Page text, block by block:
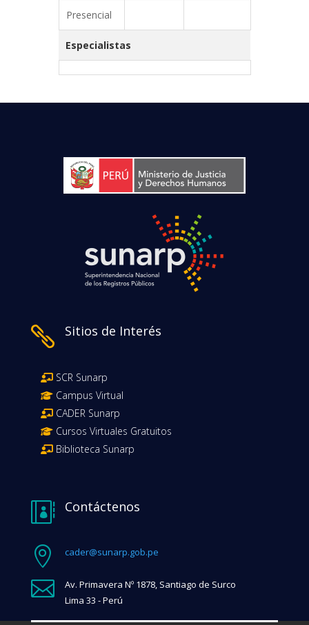
Presencial
Especialistas
 Sitios de Interés
SCR Sunarp
Campus Virtual
CADER Sunarp
Cursos Virtuales Gratuitos
Biblioteca Sunarp
 Contáctenos
 cader@sunarp.gob.pe

Av. Primavera Nº 1878, Santiago de Surco
Lima 33 - Perú